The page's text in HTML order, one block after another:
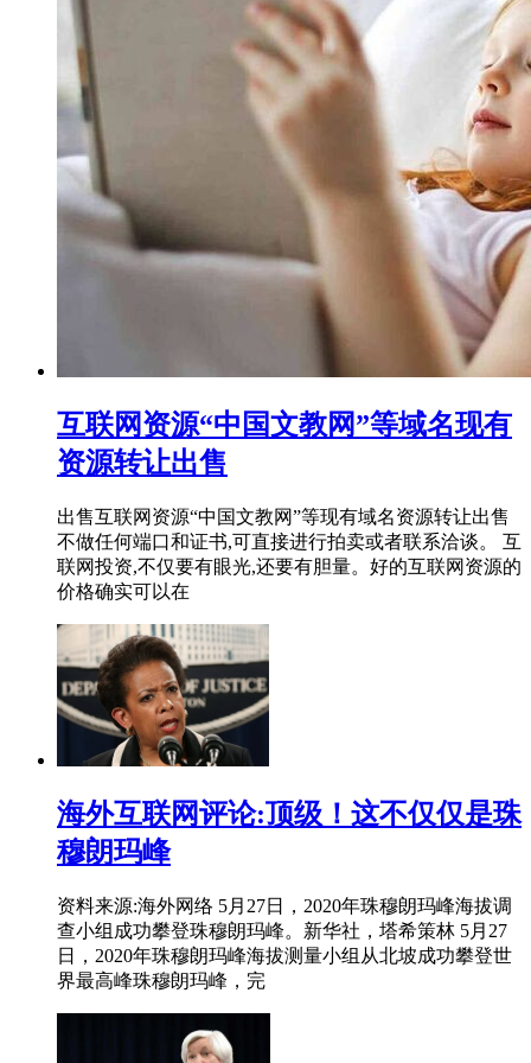
互联网资源“中国文教网”等域名现有
资源转让出售
出售互联网资源“中国文教网”等现有域名资源转让出售
不做任何端口和证书,可直接进行拍卖或者联系洽谈。 互
联网投资,不仅要有眼光,还要有胆量。好的互联网资源的
价格确实可以在
海外互联网评论:顶级！这不仅仅是珠
穆朗玛峰
资料来源:海外网络 5月27日，2020年珠穆朗玛峰海拔调
查小组成功攀登珠穆朗玛峰。新华社，塔希策林 5月27
日，2020年珠穆朗玛峰海拔测量小组从北坡成功攀登世
界最高峰珠穆朗玛峰，完